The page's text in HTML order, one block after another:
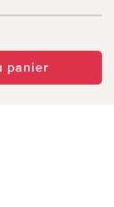
panier